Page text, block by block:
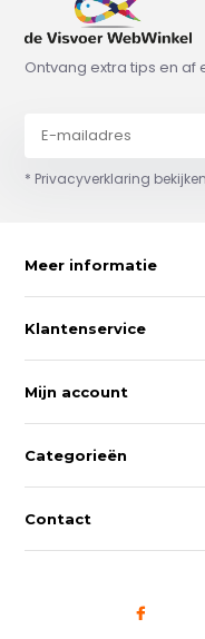
Ontvang extra tips en
* Privacyverklaring bekijken
Meer informatie
Klantenservice
Mijn account
Categorieën
Contact